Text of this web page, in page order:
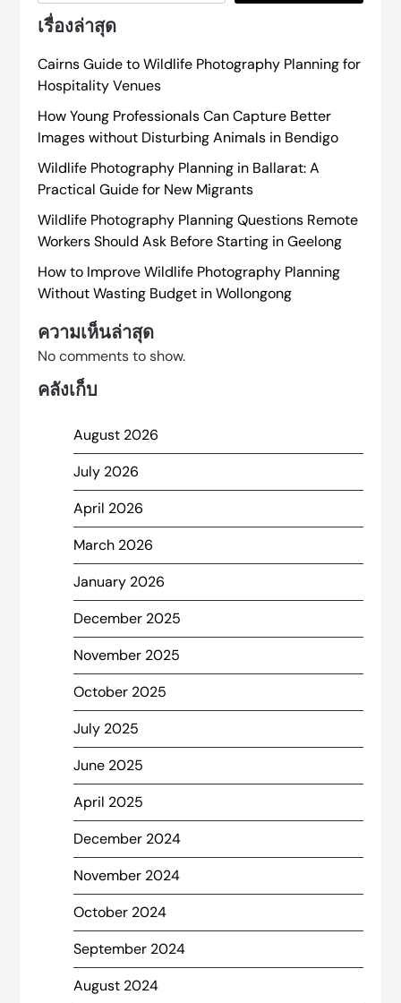
เรื่องล่าสุด
Cairns Guide to Wildlife Photography Planning for
Hospitality Venues
How Young Professionals Can Capture Better
Images without Disturbing Animals in Bendigo
Wildlife Photography Planning in Ballarat: A
Practical Guide for New Migrants
Wildlife Photography Planning Questions Remote
Workers Should Ask Before Starting in Geelong
How to Improve Wildlife Photography Planning
Without Wasting Budget in Wollongong
ความเห็นล่าสุด
No comments to show.
คลังเก็บ
August 2026
July 2026
April 2026
March 2026
January 2026
December 2025
November 2025
October 2025
July 2025
June 2025
April 2025
December 2024
November 2024
October 2024
September 2024
August 2024